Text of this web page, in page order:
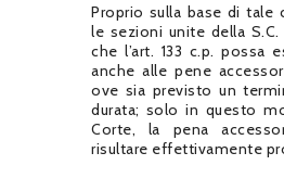
Proprio sulla base di tale
le sezioni unite della
che l’art. 133 c.p. possa
anche alle pene
ove sia previsto un
durata; solo in questo
Corte, la pena
risultare effettivamente